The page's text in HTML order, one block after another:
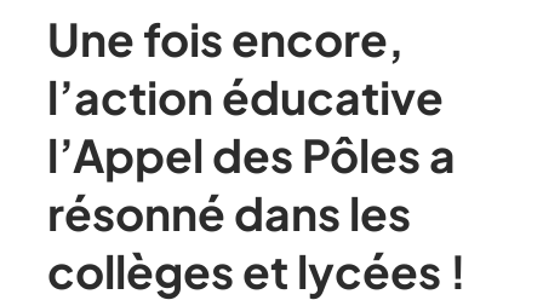
Une fois encore,
l’action éducative
l’Appel des Pôles a
résonné dans les
collèges et lycées !